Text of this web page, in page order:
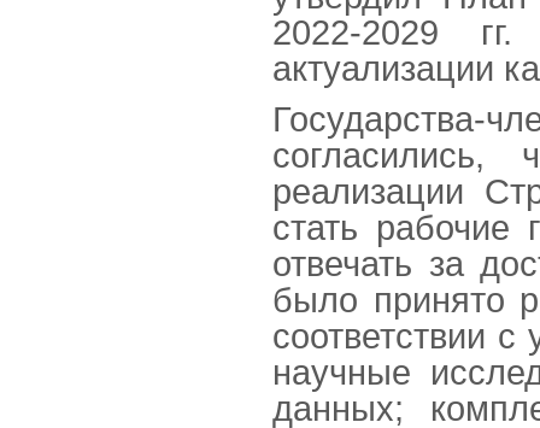
2022-2029
актуализации
реализации
стать рабочие
отвечать за
было принято
соответствии
научные
данных;